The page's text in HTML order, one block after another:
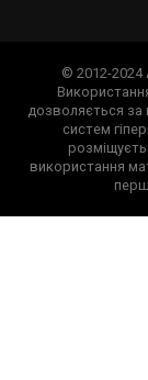
© 2012-2024
дозволяється
систем
використання